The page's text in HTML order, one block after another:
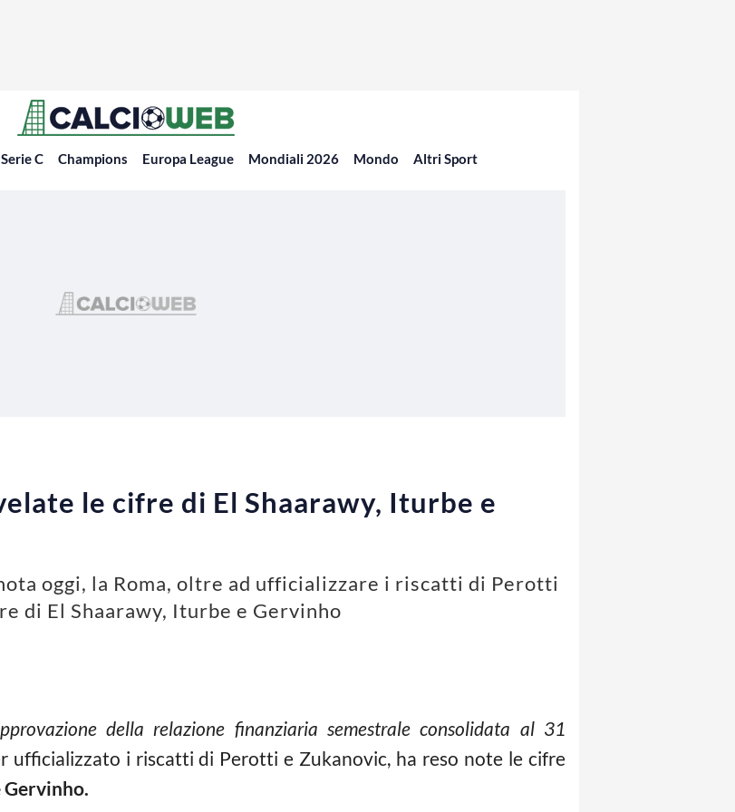
Serie C Champions Europa League Mondiali 2026 Mondo Altri Sport
le cifre di El Shaarawy, Iturbe e
oggi, la Roma, oltre ad ufficializzare i riscatti di Perotti
di El Shaarawy, Iturbe e Gervinho
della relazione finanziaria semestrale consolidata al 31
ufficializzato i riscatti di Perotti e Zukanovic, ha reso note le cifre
Gervinho.